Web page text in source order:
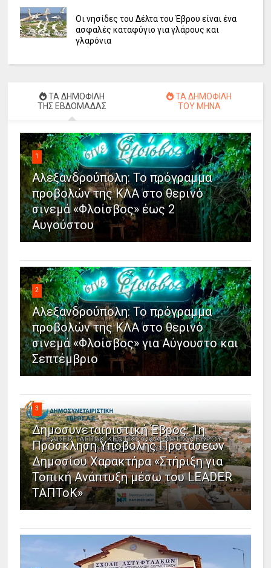
Οι νησίδες του Δέλτα του Έβρου είναι ένα
ασφαλές καταφύγιο για γλάρους και
γλαρόνια
ΤΑ ΔΗΜΟΦΙΛΗ
ΤΗΣ ΕΒΔΟΜΑΔΑΣ
ΤΑ ΔΗΜΟΦΙΛΗ
ΤΟΥ ΜΗΝΑ
1
Αλεξανδρούπολη: Το πρόγραμμα
προβολών της ΚΛΑ στο θερινό
σινεμά «Φλοίσβος» έως 2
Αυγούστου
2
Αλεξανδρούπολη: Το πρόγραμμα
προβολών της ΚΛΑ στο θερινό
σινεμά «Φλοίσβος» για Αύγουστο και
Σεπτέμβριο
3
Δημοσυνεταιριστική Έβρος: 1η
Πρόσκληση Υποβολής Προτάσεων
Δημοσίου Χαρακτήρα «Στήριξη για
Τοπική Ανάπτυξη μέσω του LEADER
ΤΑΠΤοΚ»